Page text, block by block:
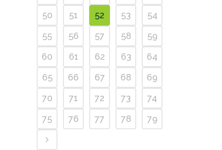
50
51 52 53
54
55
56 57 58
59
60
61 62 63
64
65
66 67 68
69
70
71 72 73
74
75
76 77 78 79